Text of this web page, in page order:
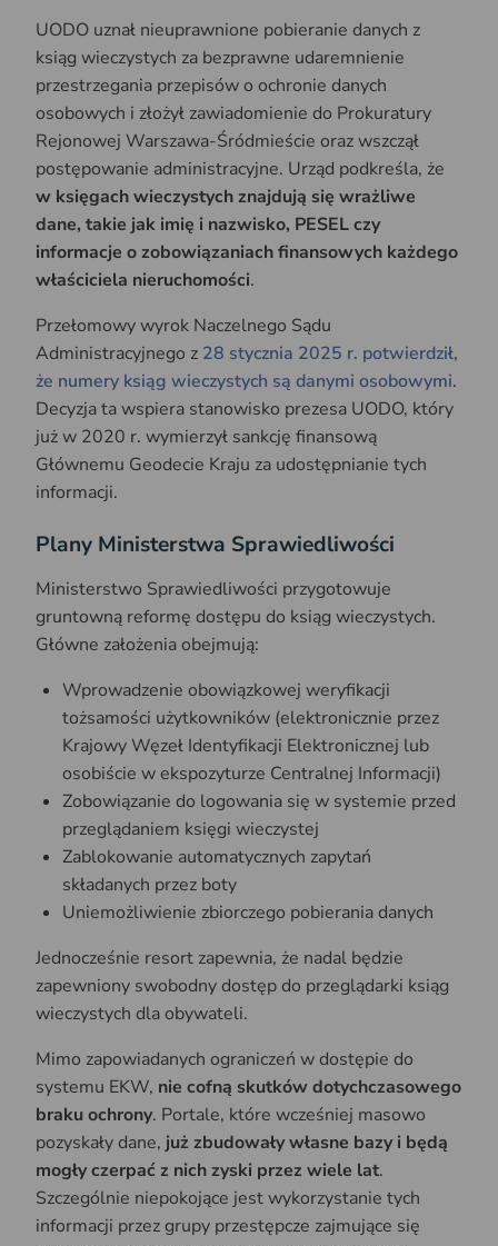
UODO uznał nieuprawnione pobieranie danych z
ksiąg wieczystych za bezprawne udaremnienie
przestrzegania przepisów o ochronie danych
osobowych i złożył zawiadomienie do Prokuratury
Rejonowej Warszawa-Śródmieście oraz wszczął
postępowanie administracyjne. Urząd podkreśla, że
w księgach wieczystych znajdują się wrażliwe
dane, takie jak imię i nazwisko, PESEL czy
informacje o zobowiązaniach finansowych każdego
właściciela nieruchomości.
Przełomowy wyrok Naczelnego Sądu
Administracyjnego z 28 stycznia 2025 r. potwierdził,
że numery ksiąg wieczystych są danymi osobowymi.
Decyzja ta wspiera stanowisko prezesa UODO, który
już w 2020 r. wymierzył sankcję finansową
Głównemu Geodecie Kraju za udostępnianie tych
informacji.
Plany Ministerstwa Sprawiedliwości
Ministerstwo Sprawiedliwości przygotowuje
gruntowną reformę dostępu do ksiąg wieczystych.
Główne założenia obejmują:
Wprowadzenie obowiązkowej weryfikacji
tożsamości użytkowników (elektronicznie przez
Krajowy Węzeł Identyfikacji Elektronicznej lub
osobiście w ekspozyturze Centralnej Informacji)
Zobowiązanie do logowania się w systemie przed
przeglądaniem księgi wieczystej
Zablokowanie automatycznych zapytań
składanych przez boty
Uniemożliwienie zbiorczego pobierania danych
Jednocześnie resort zapewnia, że nadal będzie
zapewniony swobodny dostęp do przeglądarki ksiąg
wieczystych dla obywateli.
Mimo zapowiadanych ograniczeń w dostępie do
systemu EKW, nie cofną skutków dotychczasowego
braku ochrony. Portale, które wcześniej masowo
pozyskały dane, już zbudowały własne bazy i będą
mogły czerpać z nich zyski przez wiele lat.
Szczególnie niepokojące jest wykorzystanie tych
informacji przez grupy przestępcze zajmujące się